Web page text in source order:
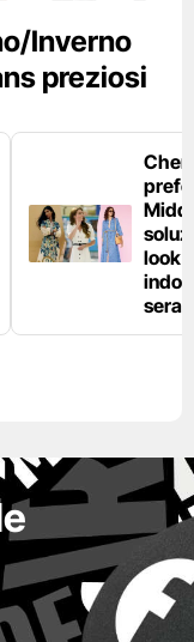
Inverno
preziosi
look
sera